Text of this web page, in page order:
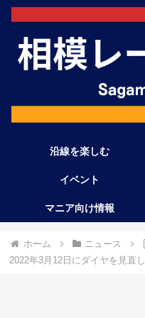
沿線を楽しむ
イベント
マニア向け情報
ホーム ニュース
2022年3月12日にダイヤを見直し